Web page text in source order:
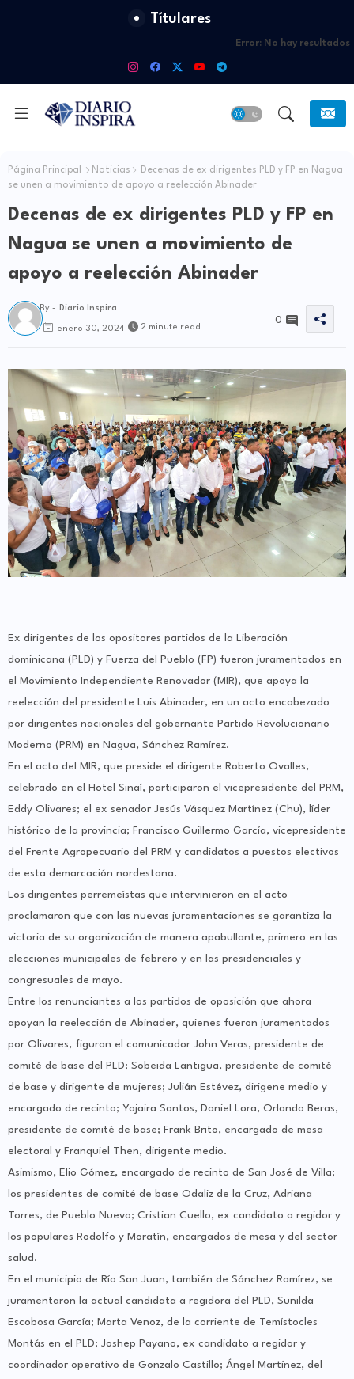
Títulares
Error: No hay resultados
Página Principal Noticias
Decenas de ex dirigentes PLD y FP en Nagua
se unen a movimiento de apoyo a reelección Abinader
Decenas de ex dirigentes PLD y FP en
Nagua se unen a movimiento de
apoyo a reelección Abinader
By - Diario Inspira
enero 30, 2024 2 minute read
0
Ex dirigentes de los opositores partidos de la Liberación
dominicana (PLD) y Fuerza del Pueblo (FP) fueron juramentados en
el Movimiento Independiente Renovador (MIR), que apoya la
reelección del presidente Luis Abinader, en un acto encabezado
por dirigentes nacionales del gobernante Partido Revolucionario
Moderno (PRM) en Nagua, Sánchez Ramírez.
En el acto del MIR, que preside el dirigente Roberto Ovalles,
celebrado en el Hotel Sinaí, participaron el vicepresidente del PRM,
Eddy Olivares; el ex senador Jesús Vásquez Martínez (Chu), líder
histórico de la provincia; Francisco Guillermo García, vicepresidente
del Frente Agropecuario del PRM y candidatos a puestos electivos
de esta demarcación nordestana.
Los dirigentes perremeístas que intervinieron en el acto
proclamaron que con las nuevas juramentaciones se garantiza la
victoria de su organización de manera apabullante, primero en las
elecciones municipales de febrero y en las presidenciales y
congresuales de mayo.
Entre los renunciantes a los partidos de oposición que ahora
apoyan la reelección de Abinader, quienes fueron juramentados
por Olivares, figuran el comunicador John Veras, presidente de
comité de base del PLD; Sobeida Lantigua, presidente de comité
de base y dirigente de mujeres; Julián Estévez, dirigene medio y
encargado de recinto; Yajaira Santos, Daniel Lora, Orlando Beras,
presidente de comité de base; Frank Brito, encargado de mesa
electoral y Franquiel Then, dirigente medio.
Asimismo, Elio Gómez, encargado de recinto de San José de Villa;
los presidentes de comité de base Odaliz de la Cruz, Adriana
Torres, de Pueblo Nuevo; Cristian Cuello, ex candidato a regidor y
los populares Rodolfo y Moratín, encargados de mesa y del sector
salud.
En el municipio de Río San Juan, también de Sánchez Ramírez, se
juramentaron la actual candidata a regidora del PLD, Sunilda
Escobosa García; Marta Venoz, de la corriente de Temístocles
Montás en el PLD; Joshep Payano, ex candidato a regidor y
coordinador operativo de Gonzalo Castillo; Ángel Martínez, del